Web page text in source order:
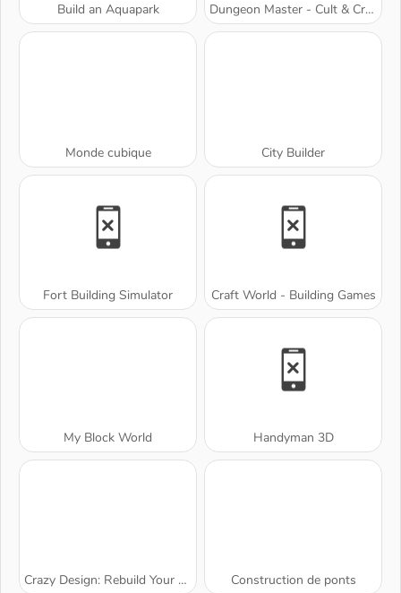
Build an Aquapark Dungeon Master - Cult & Craft
Monde cubique City Builder
Fort Building Simulator Craft World - Building Games
My Block World Handyman 3D
Crazy Design: Rebuild Your Home Construction de ponts